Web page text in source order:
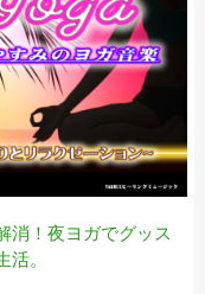
消！夜ヨガでグッス
活。